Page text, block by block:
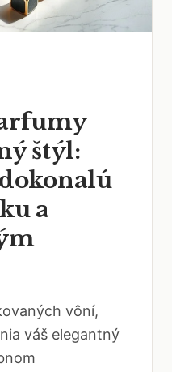
štýl:
a
vôní,
váš elegantný